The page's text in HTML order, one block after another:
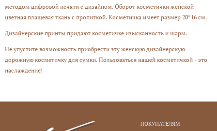
методом цифровой печати с дизайном. Оборот косметички женской -
цветная плащевая ткань с пропиткой. Косметичка имеет размер 20*16 см.
Дизайнерские принты придают косметичке изысканность и шарм.
Не упустите возможность приобрести эту женскую дизайнерскую
дорожную косметичку для сумки. Пользоваться нашей косметичкой - это
наслаждение!
ПОКУПАТЕЛЯМ